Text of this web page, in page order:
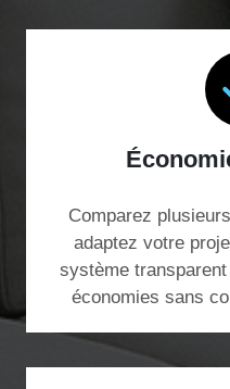
Comparez
adaptez votre
système
économies sans